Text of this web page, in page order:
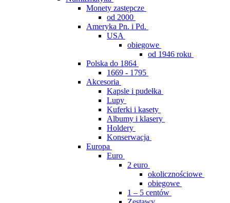
Monety zastępcze
od 2000
Ameryka Pn. i Pd.
USA
obiegowe
od 1946 roku
Polska do 1864
1669 - 1795
Akcesoria
Kapsle i pudełka
Lupy
Kuferki i kasety
Albumy i klasery
Holdery
Konserwacja
Europa
Euro
2 euro
okolicznościowe
obiegowe
1 – 5 centów